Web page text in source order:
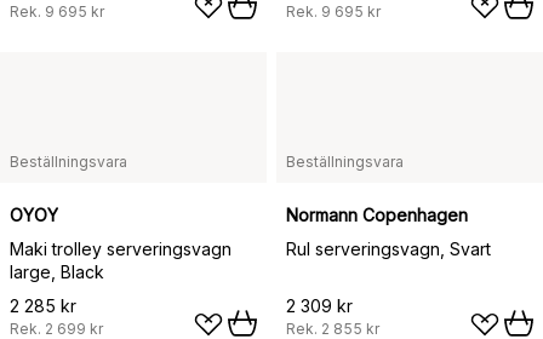
Rek. 9 695 kr Rek. 9 695 kr
Beställningsvara
OYOY
Maki trolley serveringsvagn
large, Black
2 285 kr
Rek. 2 699 kr
Beställningsvara
Normann Copenhagen
Rul serveringsvagn, Svart
2 309 kr
Rek. 2 855 kr